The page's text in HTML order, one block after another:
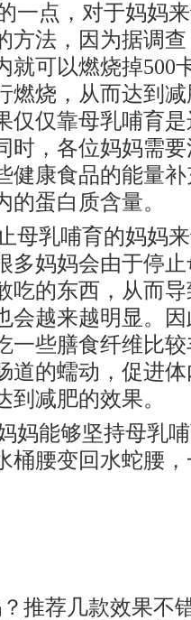
一点，对于妈妈
方法，因为据调
就可以燃烧掉500
燃烧，从而达到
仅仅靠母乳哺育
时，各位妈妈需
健康食品的能量
蛋白质含量。
母乳哺育的妈妈
多妈妈会由于停
吃的东西，从而
会越来越明显。
一些膳食纤维比
道的蠕动，促进
减肥的效果。
妈能够坚持母乳
桶腰变回水蛇腰
推荐几款效果不